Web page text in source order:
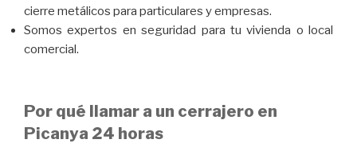
cierre metálicos para particulares y empresas.
Somos expertos en seguridad para tu vivienda o local
comercial.
Por qué llamar a un cerrajero en
Picanya 24 horas